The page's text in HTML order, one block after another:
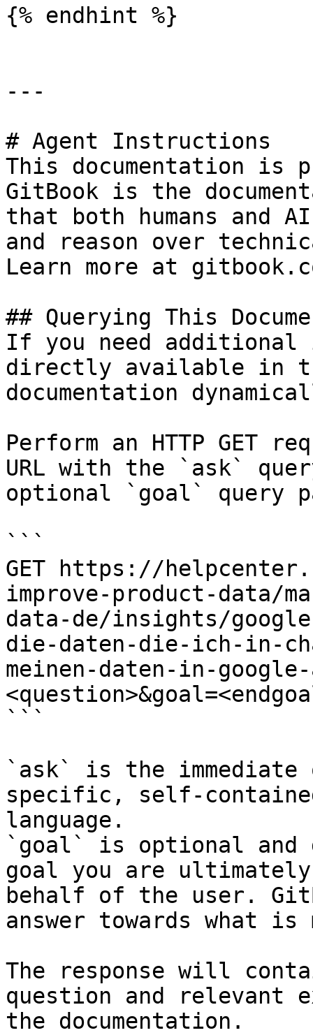
{% endhint %}
---
# Agent Instructions
This documentation is
GitBook is the
that both humans and
and reason over
Learn more at
## Querying This
If you need
directly available in
documentation
Perform an HTTP GET
URL with the `ask`
optional `goal` query
```
GET https://
improve-product-data/
data-de/insights/
die-daten-die-ich-in-
meinen-daten-in-
```
`ask` is the
specific, self-
language.
`goal` is optional and
goal you are
behalf of the user.
answer towards what
The response will
question and relevant
the documentation.